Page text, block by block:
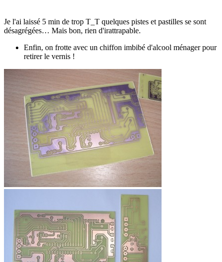
Je l'ai laissé 5 min de trop T_T quelques pistes et pastilles se sont
désagrégées… Mais bon, rien d'irattrapable.
Enfin, on frotte avec un chiffon imbibé d'alcool ménager pour
retirer le vernis !